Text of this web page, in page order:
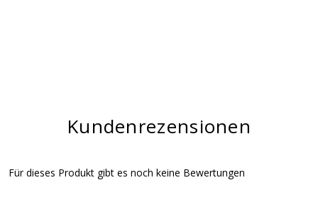
Kundenrezensionen
Für dieses Produkt gibt es noch keine Bewertungen